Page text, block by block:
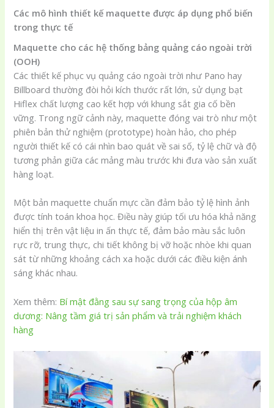
Các mô hình thiết kế maquette được áp dụng phổ biến
trong thực tế
Maquette cho các hệ thống bảng quảng cáo ngoài trời
(OOH)
Các thiết kế phục vụ quảng cáo ngoài trời như Pano hay
Billboard thường đòi hỏi kích thước rất lớn, sử dụng bạt
Hiflex chất lượng cao kết hợp với khung sắt gia cố bền
vững. Trong ngữ cảnh này, maquette đóng vai trò như một
phiên bản thử nghiệm (prototype) hoàn hảo, cho phép
người thiết kế có cái nhìn bao quát về sai số, tỷ lệ chữ và độ
tương phản giữa các mảng màu trước khi đưa vào sản xuất
hàng loạt.
Một bản maquette chuẩn mực cần đảm bảo tỷ lệ hình ảnh
được tính toán khoa học. Điều này giúp tối ưu hóa khả năng
hiển thị trên vật liệu in ấn thực tế, đảm bảo màu sắc luôn
rực rỡ, trung thực, chi tiết không bị vỡ hoặc nhòe khi quan
sát từ những khoảng cách xa hoặc dưới các điều kiện ánh
sáng khác nhau.
Xem thêm: Bí mật đằng sau sự sang trọng của hộp âm
dương: Nâng tầm giá trị sản phẩm và trải nghiệm khách
hàng